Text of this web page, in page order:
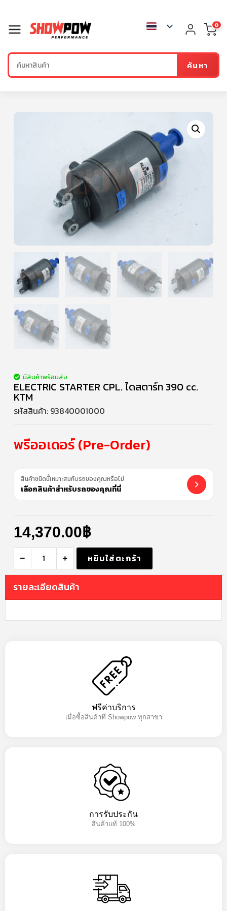
ค้นหา
0
มีสินค้าพร้อมส่ง
ELECTRIC STARTER CPL. ไดสตาร์ท 390 cc.
KTM
รหัสสินค้า: 93840001000
พรีออเดอร์ (Pre-Order)
สินค้าชนิดนี้เหมาะสมกับรถของคุณหรือไม่
เลือกสินค้าสำหรับรถของคุณที่นี่
14,370.00฿
หยิบใส่ตะกร้า
รายละเอียดสินค้า
ฟรีค่าบริการ
เมื่อซื้อสินค้าที่ Showpow ทุกสาขา
การรับประกัน
สินค้าแท้ 100%